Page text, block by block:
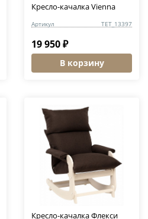
Кресло-качалка Vienna
Артикул TET_13397
19 950 ₽
В корзину
Кресло-качалка Флекси